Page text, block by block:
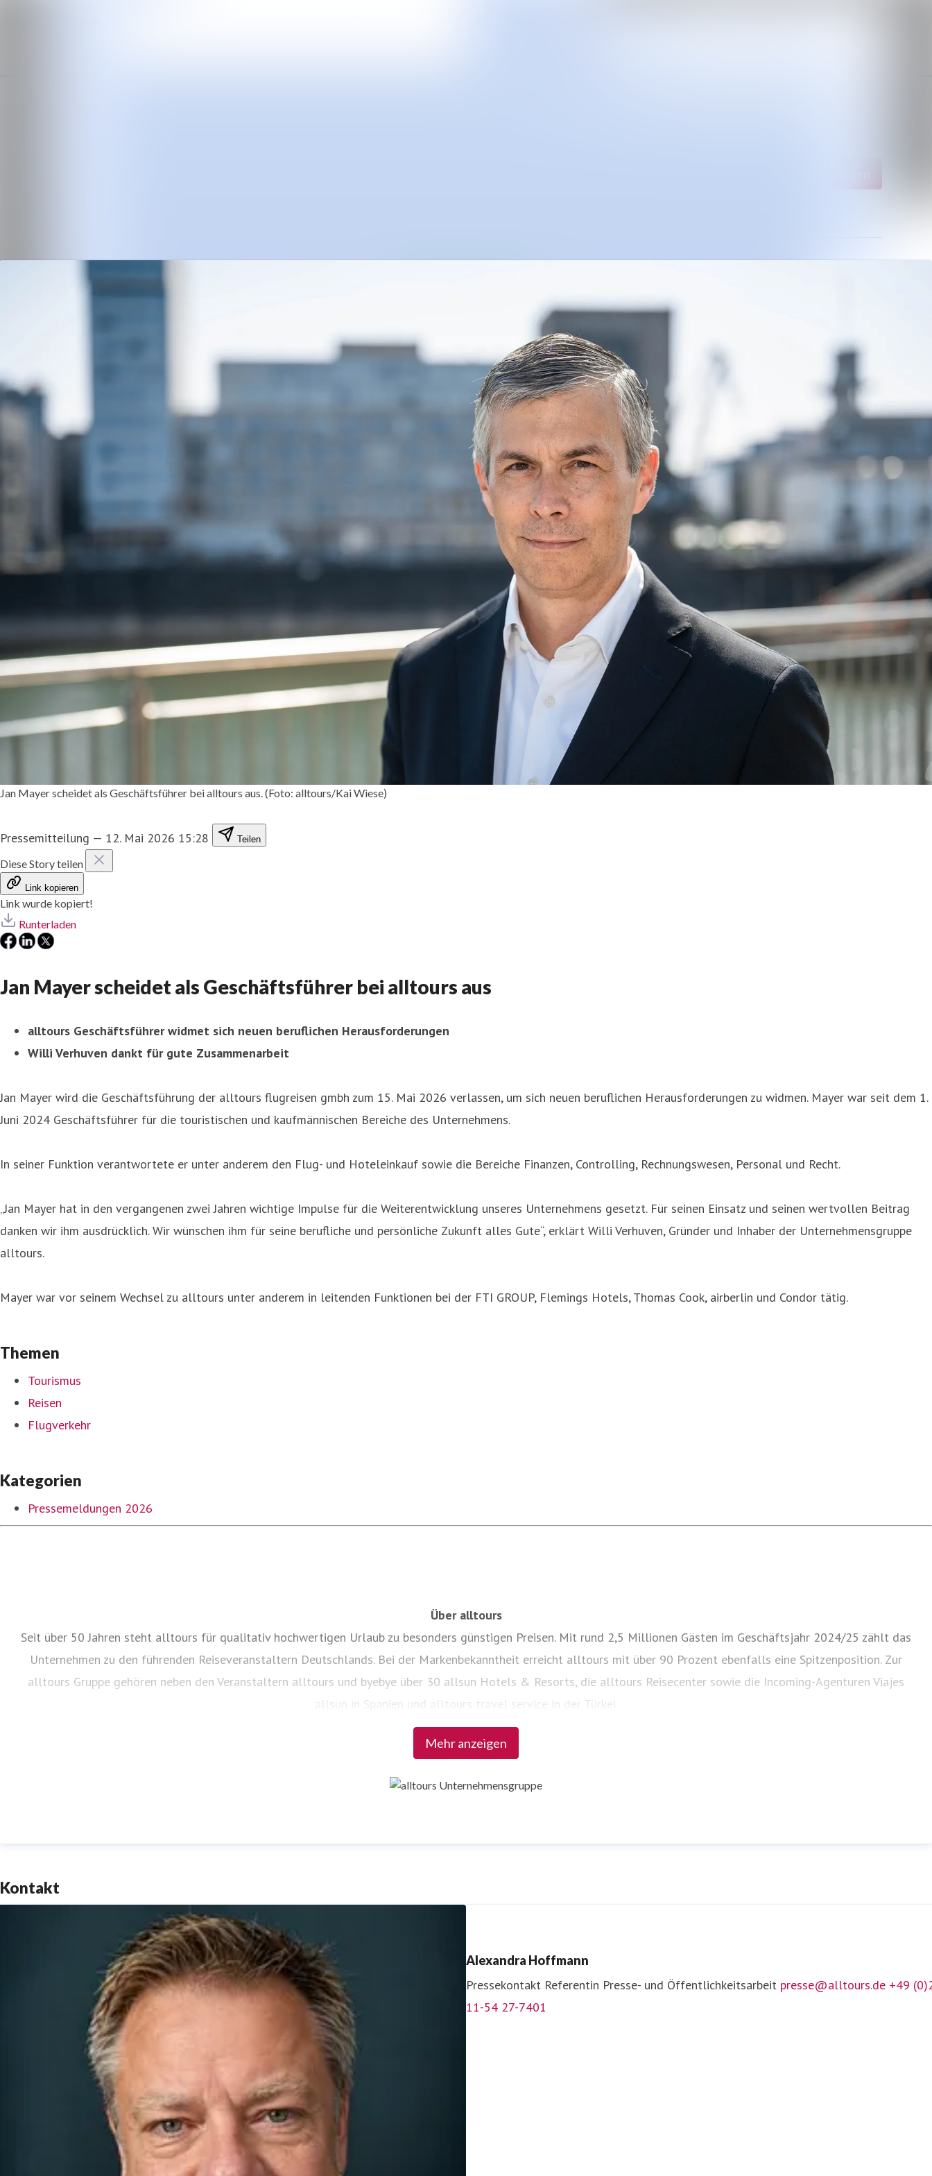
Jan Mayer scheidet als Geschäftsführer bei alltours aus. (Foto: alltours/Kai Wiese)
Pressemitteilung — 12. Mai 2026 15:28 Teilen
Diese Story teilen
Link kopieren
Link wurde kopiert!
Runterladen
Jan Mayer scheidet als Geschäftsführer bei alltours aus
alltours Geschäftsführer widmet sich neuen beruflichen Herausforderungen
Willi Verhuven dankt für gute Zusammenarbeit
Jan Mayer wird die Geschäftsführung der alltours flugreisen gmbh zum 15. Mai 2026 verlassen, um sich neuen beruflichen Herausforderungen zu widmen. Mayer war seit dem 1.
Juni 2024 Geschäftsführer für die touristischen und kaufmännischen Bereiche des Unternehmens.
In seiner Funktion verantwortete er unter anderem den Flug- und Hoteleinkauf sowie die Bereiche Finanzen, Controlling, Rechnungswesen, Personal und Recht.
„Jan Mayer hat in den vergangenen zwei Jahren wichtige Impulse für die Weiterentwicklung unseres Unternehmens gesetzt. Für seinen Einsatz und seinen wertvollen Beitrag
danken wir ihm ausdrücklich. Wir wünschen ihm für seine berufliche und persönliche Zukunft alles Gute“, erklärt Willi Verhuven, Gründer und Inhaber der Unternehmensgruppe
alltours.
Mayer war vor seinem Wechsel zu alltours unter anderem in leitenden Funktionen bei der FTI GROUP, Flemings Hotels, Thomas Cook, airberlin und Condor tätig.
Themen
Tourismus
Reisen
Flugverkehr
Kategorien
Pressemeldungen 2026
Über alltours
Seit über 50 Jahren steht alltours für qualitativ hochwertigen Urlaub zu besonders günstigen Preisen. Mit rund 2,5 Millionen Gästen im Geschäftsjahr 2024/25 zählt das
Unternehmen zu den führenden Reiseveranstaltern Deutschlands. Bei der Markenbekanntheit erreicht alltours mit über 90 Prozent ebenfalls eine Spitzenposition. Zur
alltours Gruppe gehören neben den Veranstaltern alltours und byebye über 30 allsun Hotels & Resorts, die alltours Reisecenter sowie die Incoming-Agenturen Viajes
allsun in Spanien und alltours travel service in der Türkei.
Mehr anzeigen
Kontakt
Alexandra Hoffmann
Pressekontakt Referentin Presse- und Öffentlichkeitsarbeit presse@alltours.de +49
11-54 27-7401